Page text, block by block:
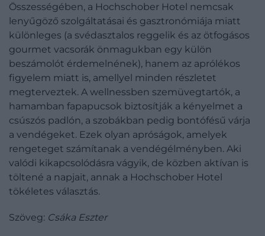
Összességében, a Hochschober Hotel nemcsak
lenyűgöző szolgáltatásai és gasztronómiája miatt
különleges (a svédasztalos reggelik és az ötfogásos
gourmet vacsorák önmagukban egy külön
beszámolót érdemelnének), hanem az aprólékos
figyelem miatt is, amellyel minden részletet
megterveztek. A wellnessben szemüvegtartók, a
hamamban fapapucsok biztosítják a kényelmet a
csúszós padlón, a szobákban pedig bontófésű várja
a vendégeket. Ezek olyan apróságok, amelyek
rengeteget számítanak a vendégélményben. Aki
valódi kikapcsolódásra vágyik, de közben aktívan is
töltené a napjait, annak a Hochschober Hotel
tökéletes választás.
Szöveg: Csáka Eszter